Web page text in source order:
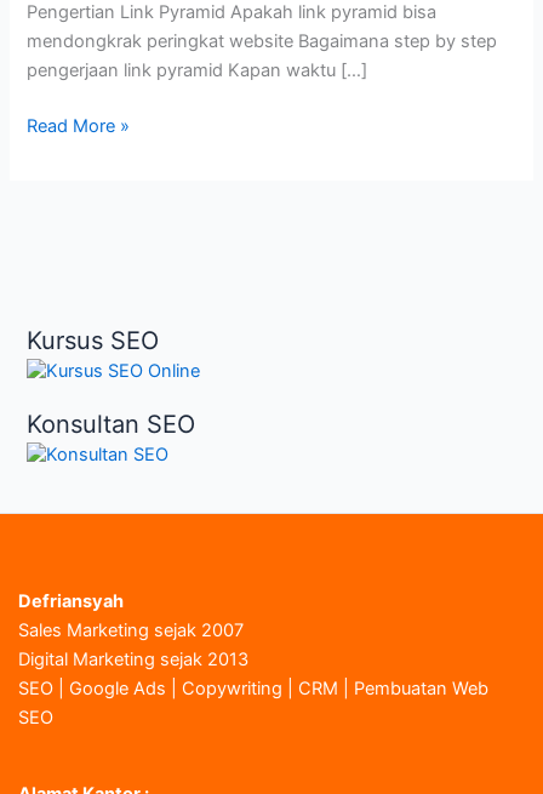
Pengertian Link Pyramid Apakah link pyramid bisa
mendongkrak peringkat website Bagaimana step by step
pengerjaan link pyramid Kapan waktu […]
Bongkar
Read More »
Kursus SEO
Konsultan SEO
Defriansyah
Sales Marketing sejak 2007
Digital Marketing sejak 2013
SEO | Google Ads | Copywriting | CRM | Pembuatan Web
SEO